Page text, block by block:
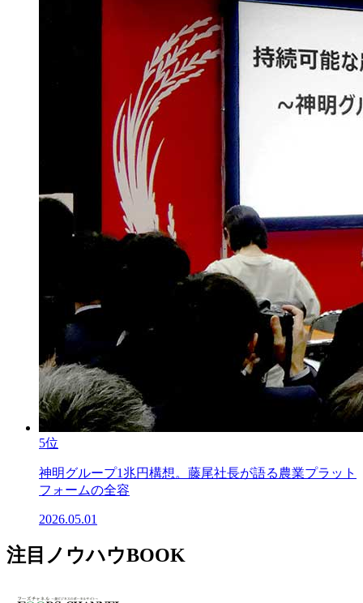
5位
神明グループ1兆円構想。藤尾社長が語る農業プラット
フォームの全容
2026.05.01
注目ノウハウBOOK